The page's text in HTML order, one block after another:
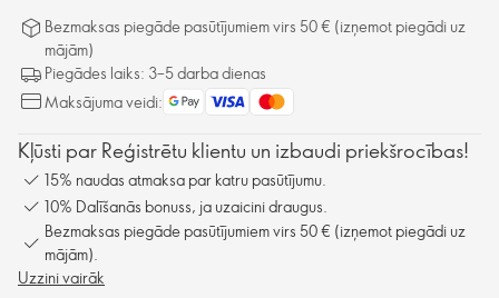
Bezmaksas piegāde pasūtījumiem virs 50 € (izņemot piegādi uz
mājām)
Piegādes laiks: 3–5 darba dienas
Maksājuma veidi:
Kļūsti par Reģistrētu klientu un izbaudi priekšrocības!
15% naudas atmaksa par katru pasūtījumu.
10% Dalīšanās bonuss, ja uzaicini draugus.
Bezmaksas piegāde pasūtījumiem virs 50 € (izņemot piegādi uz
mājām).
Uzzini vairāk